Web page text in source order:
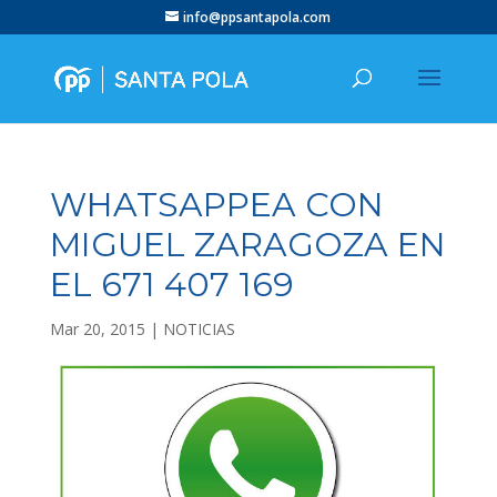
info@ppsantapola.com
WHATSAPPEA CON
MIGUEL ZARAGOZA EN
EL 671 407 169
Mar 20, 2015 | NOTICIAS